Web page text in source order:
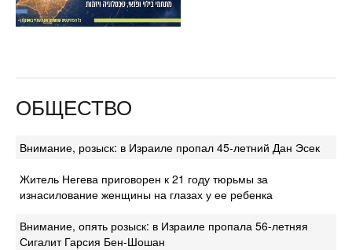
ОБЩЕСТВО
Внимание, розыск: в Израиле пропал 45-летний Дан Эсек
Житель Негева приговорен к 21 году тюрьмы за
изнасилование женщины на глазах у ее ребенка
Внимание, опять розыск: в Израиле пропала 56-летняя
Сигалит Гарсия Бен-Шошан